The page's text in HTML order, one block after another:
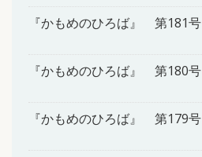
『かもめのひろば』 第181号
『かもめのひろば』 第180号
『かもめのひろば』 第179号